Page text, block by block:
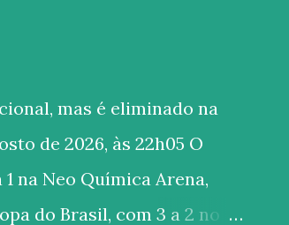
mas é eliminado na
de 2026, às 22h05 O
na Neo Química Arena,
do Brasil, com 3 a 2 no